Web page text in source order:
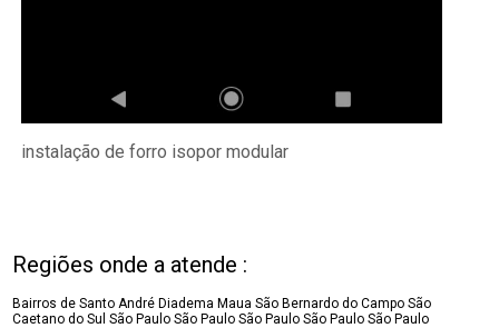
instalação de forro isopor modular
Regiões onde a atende :
Bairros de Santo André Diadema Maua São Bernardo do Campo São
Caetano do SulSão Paulo São Paulo São Paulo São Paulo São Paulo